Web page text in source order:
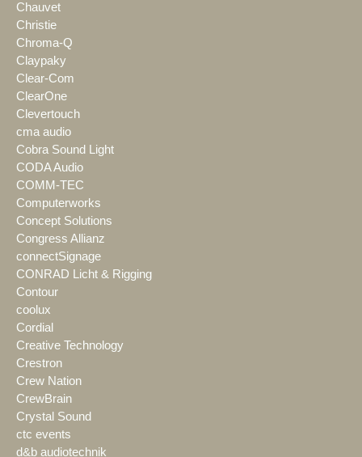
Chauvet
Christie
Chroma-Q
Claypaky
Clear-Com
ClearOne
Clevertouch
cma audio
Cobra Sound Light
CODA Audio
COMM-TEC
Computerworks
Concept Solutions
Congress Allianz
connectSignage
CONRAD Licht & Rigging
Contour
coolux
Cordial
Creative Technology
Crestron
Crew Nation
CrewBrain
Crystal Sound
ctc events
d&b audiotechnik